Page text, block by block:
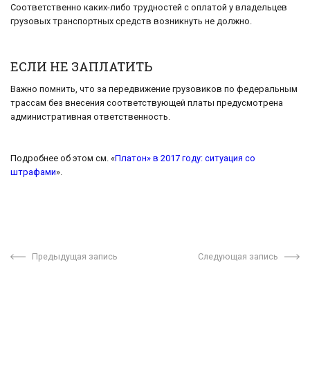
Соответственно каких-либо трудностей с оплатой у владельцев
грузовых транспортных средств возникнуть не должно.
ЕСЛИ НЕ ЗАПЛАТИТЬ
Важно помнить, что за передвижение грузовиков по федеральным
трассам без внесения соответствующей платы предусмотрена
административная ответственность.
Подробнее об этом см. «Платон» в 2017 году: ситуация со
штрафами».
Предыдущая запись Следующая запись